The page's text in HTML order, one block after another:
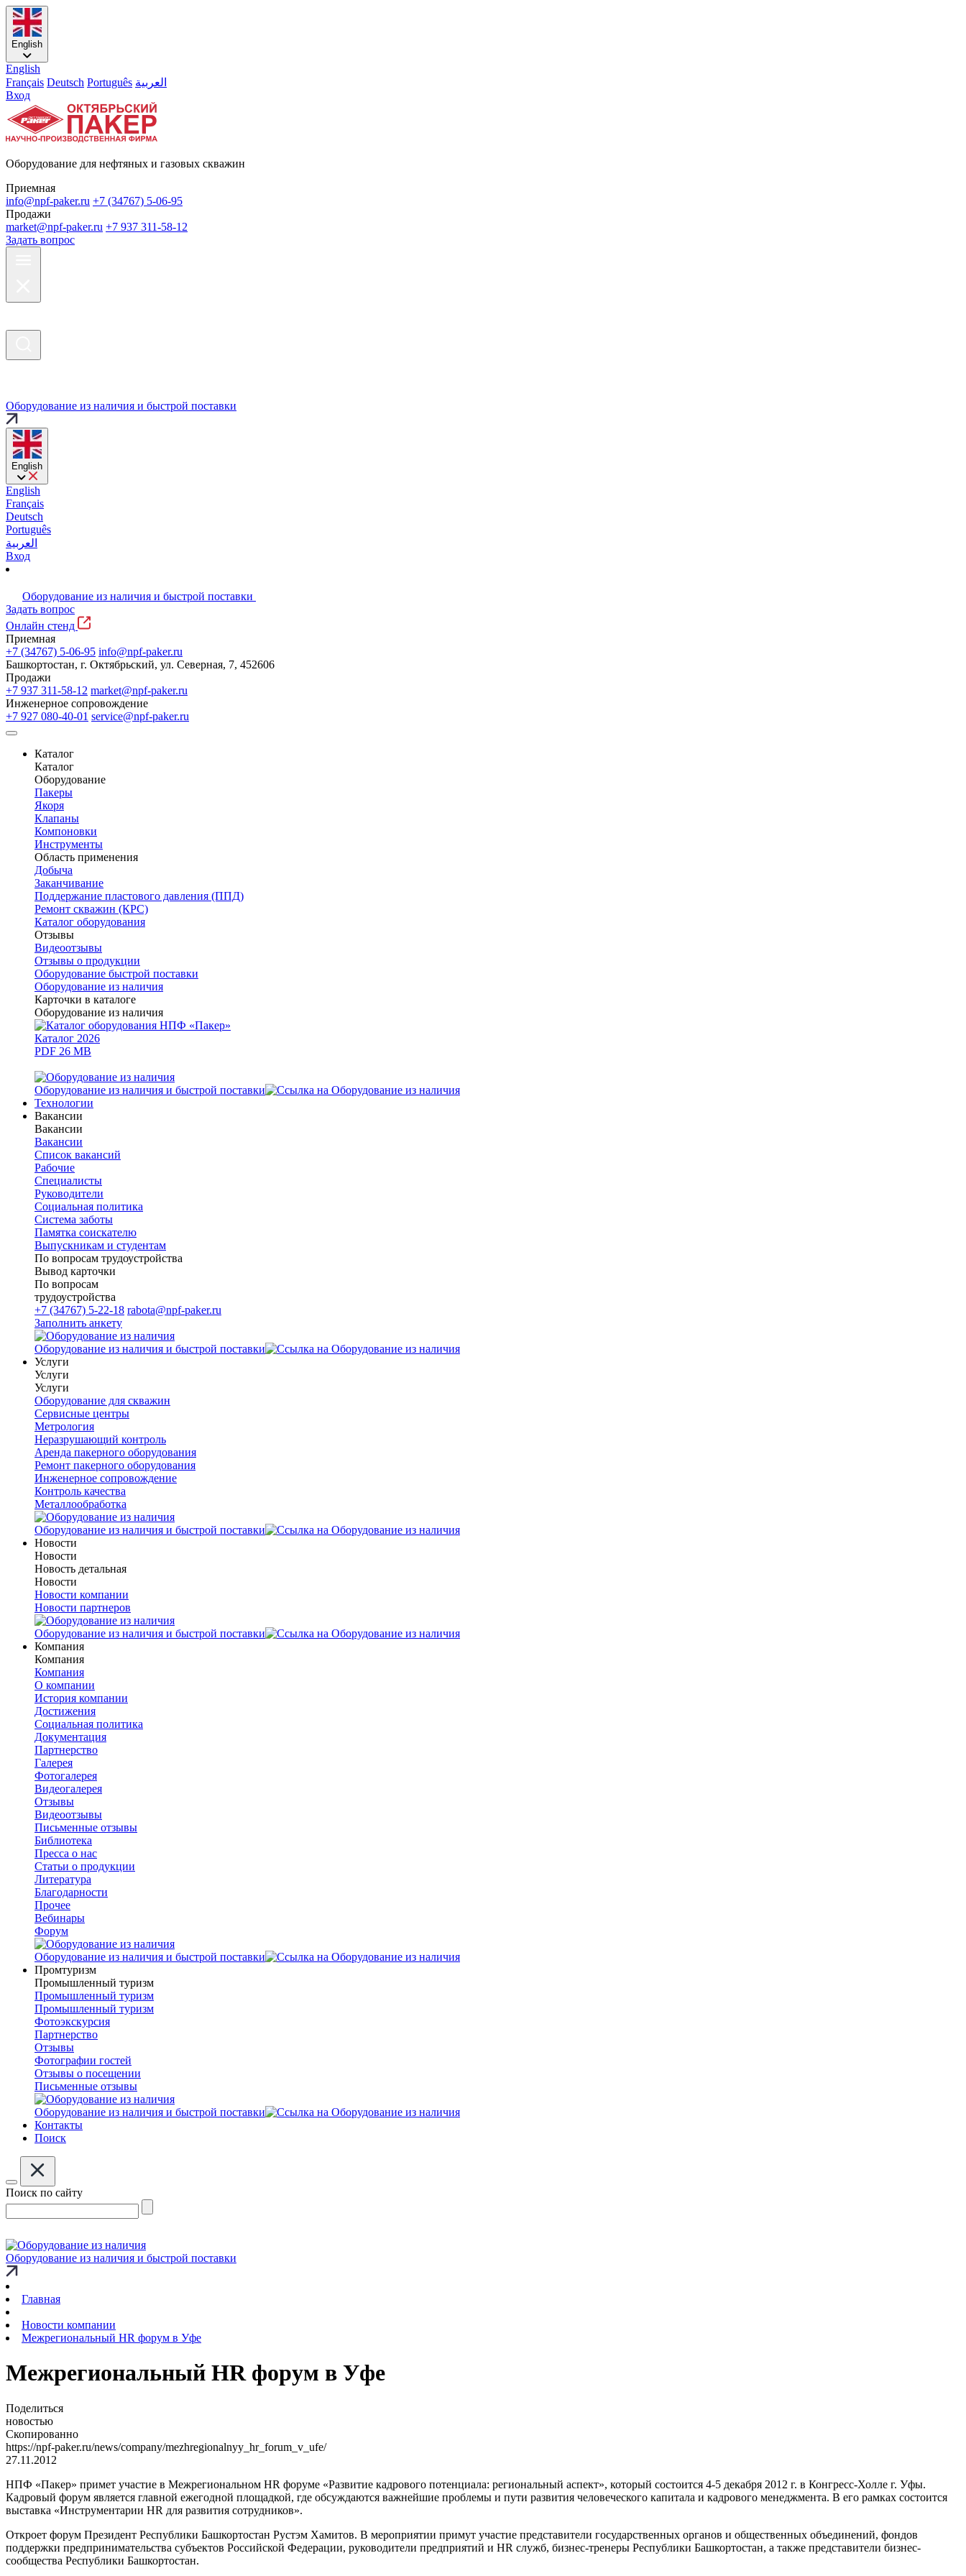
English
English
Français Deutsch Português العربية
Вход
Оборудование для нефтяных и газовых скважин
Приемная
info@npf-paker.ru +7 (34767) 5-06-95
Продажи
market@npf-paker.ru +7 937 311-58-12
Задать вопрос
Оборудование из наличия и быстрой поставки
English
English
Français
Deutsch
Português
العربية
Вход
Оборудование из наличия и быстрой поставки
Задать вопрос
Онлайн стенд
Приемная
+7 (34767) 5-06-95 info@npf-paker.ru
Башкортостан, г. Октябрьский, ул. Северная, 7, 452606
Продажи
+7 937 311-58-12 market@npf-paker.ru
Инженерное сопровождение
+7 927 080-40-01 service@npf-paker.ru
Каталог
Каталог
Оборудование
Пакеры
Якоря
Клапаны
Компоновки
Инструменты
Область применения
Добыча
Заканчивание
Поддержание пластового давления (ППД)
Ремонт скважин (КРС)
Каталог оборудования
Отзывы
Видеоотзывы
Отзывы о продукции
Оборудование быстрой поставки
Оборудование из наличия
Карточки в каталоге
Оборудование из наличия
Каталог 2026
PDF 26 MB
Оборудование из наличия и быстрой поставки
Технологии
Вакансии
Вакансии
Вакансии
Список вакансий
Рабочие
Специалисты
Руководители
Cоциальная политика
Система заботы
Памятка соискателю
Выпускникам и студентам
По вопросам трудоустройства
Вывод карточки
По вопросам
трудоустройства
+7 (34767) 5-22-18 rabota@npf-paker.ru
Заполнить анкету
Оборудование из наличия и быстрой поставки
Услуги
Услуги
Услуги
Оборудование для скважин
Сервисные центры
Метрология
Неразрушающий контроль
Аренда пакерного оборудования
Ремонт пакерного оборудования
Инженерное сопровождение
Контроль качества
Металлообработка
Оборудование из наличия и быстрой поставки
Новости
Новости
Новость детальная
Новости
Новости компании
Новости партнеров
Оборудование из наличия и быстрой поставки
Компания
Компания
Компания
О компании
История компании
Достижения
Социальная политика
Документация
Партнерство
Галерея
Фотогалерея
Видеогалерея
Отзывы
Видеоотзывы
Письменные отзывы
Библиотека
Пресса о нас
Статьи о продукции
Литература
Благодарности
Прочее
Вебинары
Форум
Оборудование из наличия и быстрой поставки
Промтуризм
Промышленный туризм
Промышленный туризм
Промышленный туризм
Фотоэкскурсия
Партнерство
Отзывы
Фотографии гостей
Отзывы о посещении
Письменные отзывы
Оборудование из наличия и быстрой поставки
Контакты
Поиск
Поиск по сайту
Оборудование из наличия и быстрой поставки
Главная
Новости компании
Межрегиональный HR форум в Уфе
Межрегиональный HR форум в Уфе
Поделиться
новостью
Скопированно
https://npf-paker.ru/news/company/mezhregionalnyy_hr_forum_v_ufe/
27.11.2012
НПФ «Пакер» примет участие в Межрегиональном HR форуме «Развитие кадрового потенциала: региональный аспект», который состоится 4-5 декабря 2012 г. в Конгресс-Холле г. Уфы.
Кадровый форум является главной ежегодной площадкой, где обсуждаются важнейшие проблемы и пути развития человеческого капитала и кадрового менеджмента. В его рамках состоится
выставка «Инструментарии HR для развития сотрудников».
Откроет форум Президент Республики Башкортостан Рустэм Хамитов. В мероприятии примут участие представители государственных органов и общественных объединений, фондов
поддержки предпринимательства субъектов Российской Федерации, руководители предприятий и HR служб, бизнес-тренеры Республики Башкортостан, а также представители бизнес-
сообщества Республики Башкортостан.